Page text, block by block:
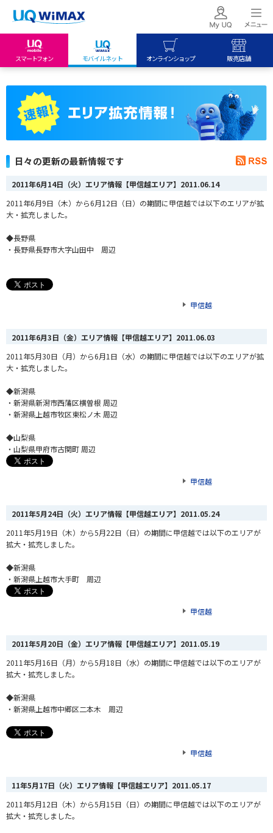
スマートフォン モバイルネット オンラインショップ 販売店舗
My UQ mobile
UQ mobile
UQ WiMAX
UQ WiMAX
日々の更新の最新情報です
2011年6月14日（火）エリア情報【甲信越エリア】 2011.06.14
2011年6月9日（木）から6月12日（日）の期間に甲信越では以下のエリアが拡
大・拡充しました。
◆長野県
・長野県長野市大字山田中 周辺
甲信越
2011年6月3日（金）エリア情報【甲信越エリア】 2011.06.03
2011年5月30日（月）から6月1日（水）の期間に甲信越では以下のエリアが拡
大・拡充しました。
◆新潟県
・新潟県新潟市西蒲区横曽根 周辺
・新潟県上越市牧区東松ノ木 周辺
◆山梨県
・山梨県甲府市古関町 周辺
甲信越
2011年5月24日（火）エリア情報【甲信越エリア】 2011.05.24
2011年5月19日（木）から5月22日（日）の期間に甲信越では以下のエリアが
拡大・拡充しました。
◆新潟県
・新潟県上越市大手町 周辺
甲信越
2011年5月20日（金）エリア情報【甲信越エリア】 2011.05.19
2011年5月16日（月）から5月18日（水）の期間に甲信越では以下のエリアが
拡大・拡充しました。
◆新潟県
・新潟県上越市中郷区二本木 周辺
甲信越
11年5月17日（火）エリア情報【甲信越エリア】 2011.05.17
2011年5月12日（木）から5月15日（日）の期間に甲信越では以下のエリアが
拡大・拡充しました。